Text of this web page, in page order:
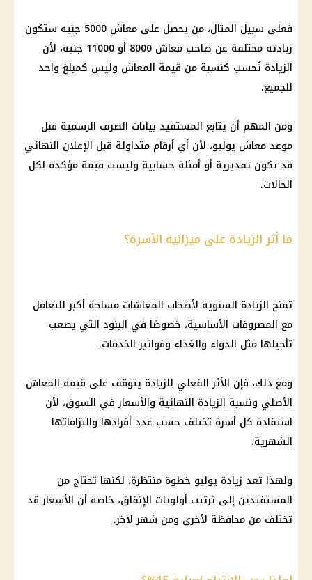
فعلى سبيل المثال، من يحصل على معاش 5000 جنيه ستكون
زيادته مختلفة عن صاحب معاش 8000 أو 11000 جنيه، لأن
الزيادة تُحسب كنسبة من قيمة المعاش وليس كمبلغ واحد
للجميع.
ومن المهم أن يتابع المستفيد بيانات الصرف الرسمية قبل
موعد معاش يوليو، لأن أي أرقام متداولة قبل الإعلان النهائي
قد تكون تقديرية أو أمثلة حسابية وليست قيمة مؤكدة لكل
الحالات.
ما أثر الزيادة على ميزانية الأسرة؟
تمنح الزيادة السنوية لأصحاب المعاشات مساحة أكبر للتعامل
مع المصروفات الأساسية، خصوصًا في البنود التي يصعب
تأجيلها مثل الدواء والغذاء وفواتير الخدمات.
ومع ذلك، فإن الأثر الفعلي للزيادة يتوقف على قيمة المعاش
الأصلي ونسبة الزيادة النهائية والأسعار في السوق، لأن
استفادة كل أسرة تختلف حسب عدد أفرادها والتزاماتها
الشهرية.
ولهذا تعد زيادة يوليو خطوة منتظرة، لكنها تحتاج من
المستفيدين إلى ترتيب أولويات الإنفاق، خاصة أن الأسعار قد
تختلف من محافظة لأخرى ومن شهر لآخر.